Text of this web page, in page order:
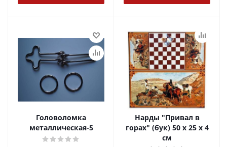
Головоломка
металлическая-5
Нарды "Привал в
горах" (бук) 50 х 25 х 4
см